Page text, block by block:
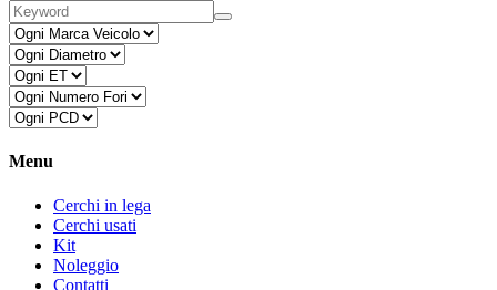
Menu
Cerchi in lega
Cerchi usati
Kit
Noleggio
Contatti